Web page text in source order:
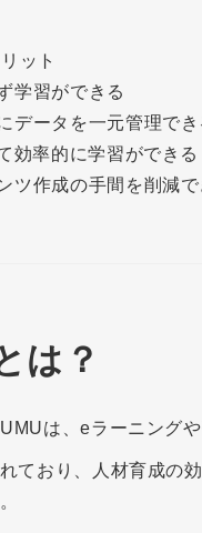
ット
学習ができる
データを一元管理でき
効率的に学習ができる
ツ作成の手間を削減で
は？
は、eラーニング
ており、人材育成の